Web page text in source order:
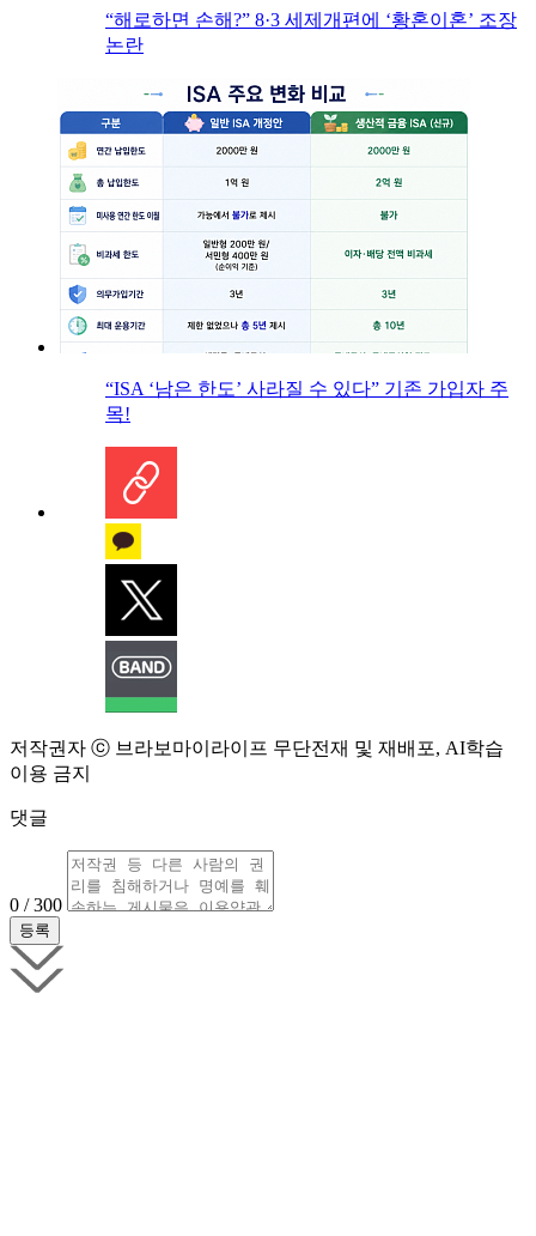
“해로하면 손해?” 8·3 세제개편에 ‘황혼이혼’ 조장
논란
“ISA ‘남은 한도’ 사라질 수 있다” 기존 가입자 주
목!
저작권자 ⓒ 브라보마이라이프 무단전재 및 재배포, AI학습
이용 금지
댓글
0 / 300